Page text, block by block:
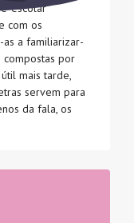
escolar
com os
a familiarizar-
compostas por
útil mais tarde,
servem para
da fala, os